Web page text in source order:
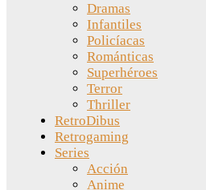
Dramas
Infantiles
Policíacas
Románticas
Superhéroes
Terror
Thriller
RetroDibus
Retrogaming
Series
Acción
Anime